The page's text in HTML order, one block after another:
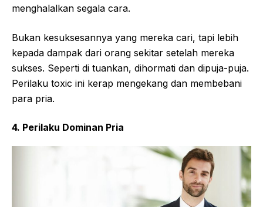
menghalalkan segala cara.
Bukan kesuksesannya yang mereka cari, tapi lebih
kepada dampak dari orang sekitar setelah mereka
sukses. Seperti di tuankan, dihormati dan dipuja-puja.
Perilaku toxic ini kerap mengekang dan membebani
para pria.
4. Perilaku Dominan Pria